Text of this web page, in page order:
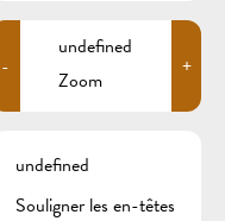
-
undefined
Zoom
+
undefined
Souligner les en-têtes